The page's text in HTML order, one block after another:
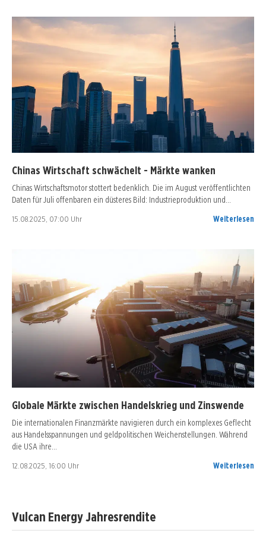
Chinas Wirtschaft schwächelt - Märkte wanken
Chinas Wirtschaftsmotor stottert bedenklich. Die im August veröffentlichten
Daten für Juli offenbaren ein düsteres Bild: Industrieproduktion und…
15.08.2025, 07:00 Uhr Weiterlesen
Globale Märkte zwischen Handelskrieg und Zinswende
Die internationalen Finanzmärkte navigieren durch ein komplexes Geflecht
aus Handelsspannungen und geldpolitischen Weichenstellungen. Während
die USA ihre…
12.08.2025, 16:00 Uhr Weiterlesen
Vulcan Energy Jahresrendite